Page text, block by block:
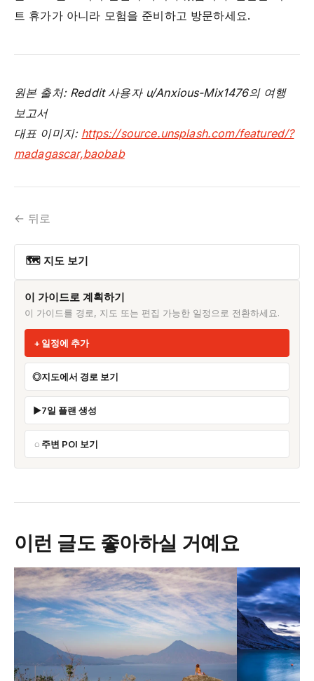
트 휴가가 아니라 모험을 준비하고 방문하세요.
원본 출처: Reddit 사용자 u/Anxious-Mix1476의 여행
보고서
대표 이미지: https://source.unsplash.com/featured/?
madagascar,baobab
← 뒤로
🗺 지도 보기
이 가이드로 계획하기
이 가이드를 경로, 지도 또는 편집 가능한 일정으로 전환하세요.
일정에 추가
지도에서 경로 보기
7일 플랜 생성
주변 POI 보기
이런 글도 좋아하실 거예요